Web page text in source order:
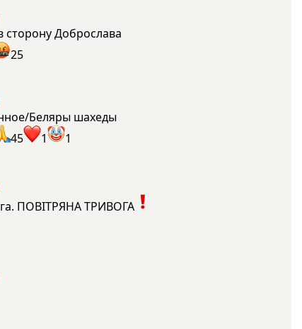
сторону Доброслава
25
Беляры шахеды
45 1 1
ПОВІТРЯНА ТРИВОГА